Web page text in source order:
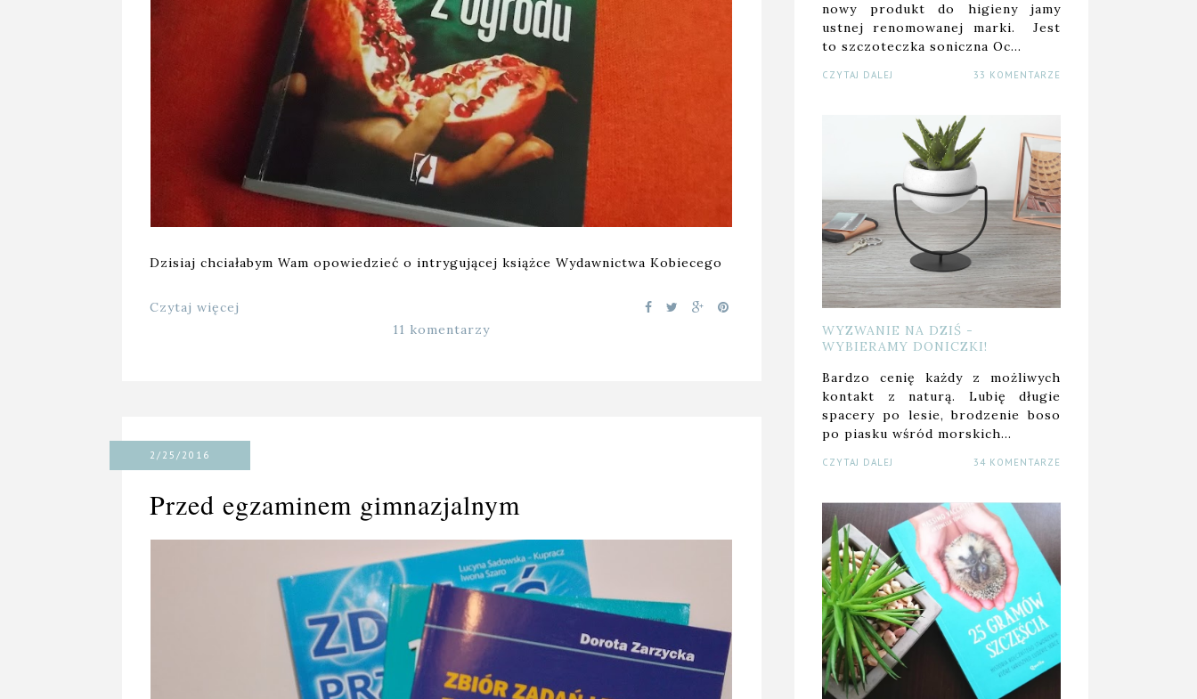
Dzisiaj chciałabym Wam opowiedzieć o intrygującej książce Wydawnictwa Kobiecego
Czytaj więcej
11 komentarzy
2/25/2016
Przed egzaminem gimnazjalnym
nowy produkt do higieny jamy
ustnej renomowanej marki. Jest
to szczoteczka soniczna Oc…
CZYTAJ DALEJ 33 KOMENTARZE
WYZWANIE NA DZIŚ -
WYBIERAMY DONICZKI!
Bardzo cenię każdy z możliwych
kontakt z naturą. Lubię długie
spacery po lesie, brodzenie boso
po piasku wśród morskich…
CZYTAJ DALEJ 34 KOMENTARZE